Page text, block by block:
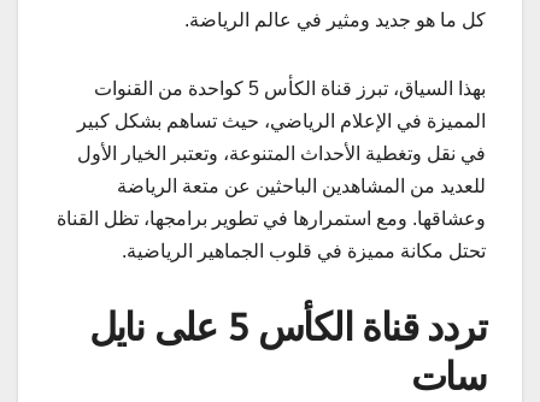
كل ما هو جديد ومثير في عالم الرياضة.
بهذا السياق، تبرز قناة الكأس 5 كواحدة من القنوات
المميزة في الإعلام الرياضي، حيث تساهم بشكل كبير
في نقل وتغطية الأحداث المتنوعة، وتعتبر الخيار الأول
للعديد من المشاهدين الباحثين عن متعة الرياضة
وعشاقها. ومع استمرارها في تطوير برامجها، تظل القناة
تحتل مكانة مميزة في قلوب الجماهير الرياضية.
تردد قناة الكأس 5 على نايل
سات